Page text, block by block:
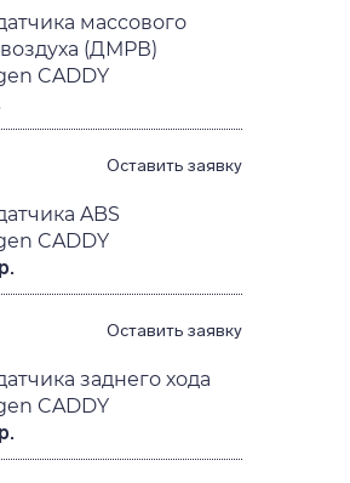
массового
(ДМРВ)
CADDY
Оставить заявку
ABS
CADDY
Оставить заявку
заднего хода
CADDY